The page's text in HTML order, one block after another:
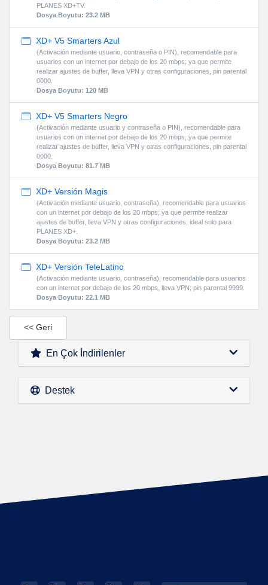
PLANES XD+TV.
Dosya Boyutu: 23.2 MB
XD+ V5 Smarters Azul
(Activación mediante usuario, contraseña o PIN), recomendable para
usuarios con un internet por debajo de los 20 mbps; ya que permite
realizar ajustes de buffer, lleva VPN y otras configuraciones, pin parental
0000.
Dosya Boyutu: 120 MB
XD+ V5 Smarters Negro
(Activación mediante usuario y contraseña o PIN), recomendable para
usuarios con un internet por debajo de los 20 mbps; ya que permite
realizar ajustes de buffer, lleva VPN y otras configuraciones, pin parental
0000.
Dosya Boyutu: 81.7 MB
XD+ Versión Magis
(Activación mediante usuario, contraseña), recomendable para usuarios
con un internet por debajo de los 20 mbps; ya que permite realizar
ajustes de buffer, lleva VPN y otras configuraciones, ideal solo para
PLANES XD+.
Dosya Boyutu: 23.2 MB
XD+ Versión TeleLatino
(Activación mediante usuario, contraseña), recomendable para usuarios
con un internet por debajo de los 20 mbps, lleva VPN; pin parental 9999.
Dosya Boyutu: 22.1 MB
<< Geri
En Çok İndirilenler
Destek